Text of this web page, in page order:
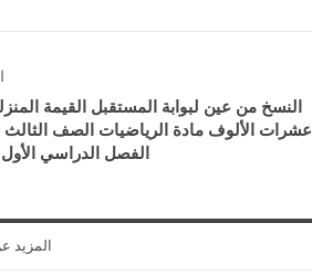
النسخ من عين لبوابة المستقبل القيمة
عشرات الألوف مادة الرياضيات الصف الثالث
الفصل الدراسي الأول 1442 هـ
المزيد